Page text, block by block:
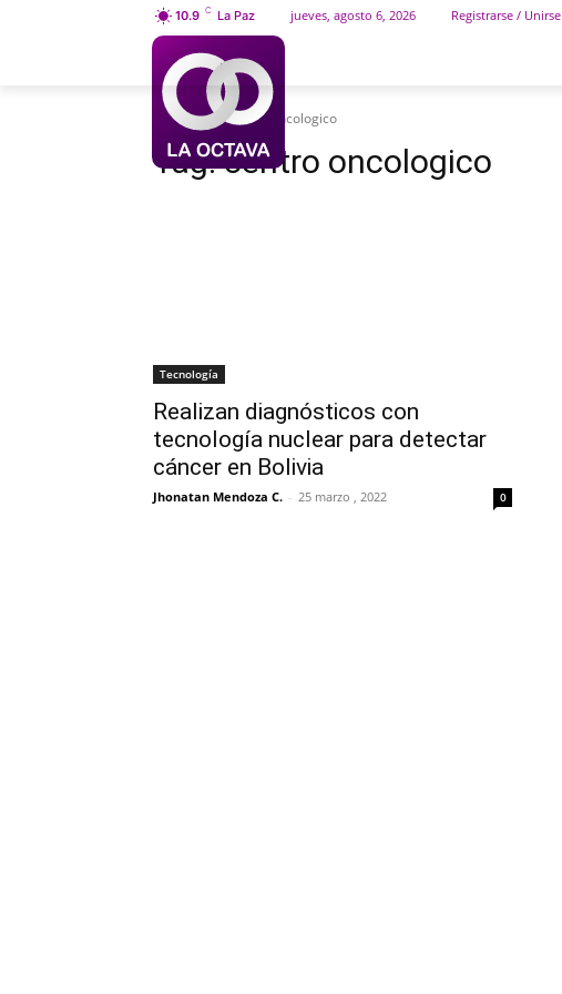
10.9 C La Paz jueves, agosto 6, 2026 Registrarse / Unirse
Etiquetas Centro oncologico
Tag:centro oncologico
Tecnología
Realizan diagnósticos con
tecnología nuclear para detectar
cáncer en Bolivia
Jhonatan Mendoza C. - 25 marzo , 2022 0